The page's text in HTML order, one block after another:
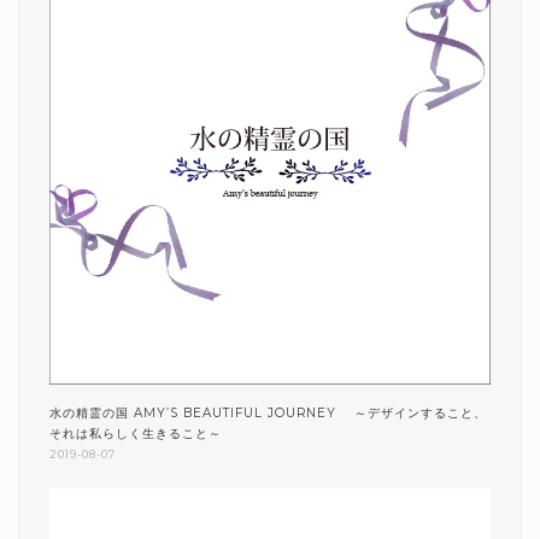
水の精霊の国 AMY’S BEAUTIFUL JOURNEY ～デザインすること、
それは私らしく生きること～
2019-08-07